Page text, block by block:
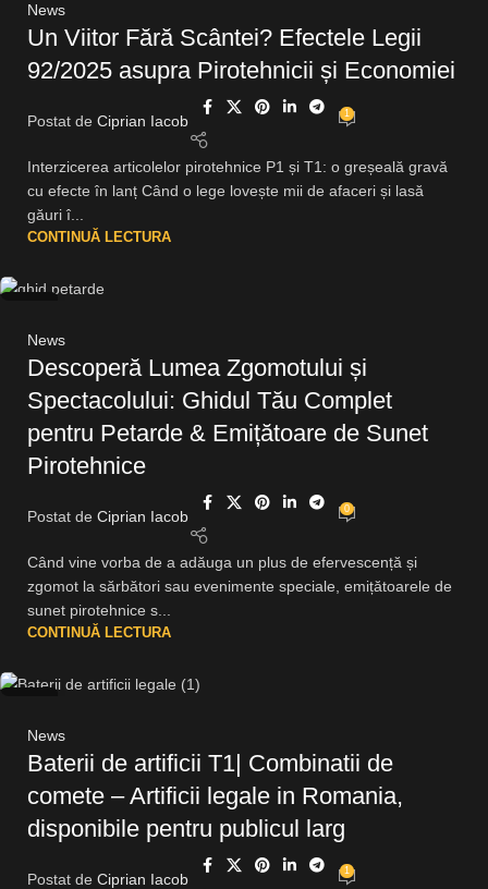
News
Un Viitor Fără Scântei? Efectele Legii
92/2025 asupra Pirotehnicii și Economiei
Postat de Ciprian Iacob 1
Interzicerea articolelor pirotehnice P1 și T1: o greșeală gravă
cu efecte în lanț Când o lege lovește mii de afaceri și lasă
găuri î...
CONTINUĂ LECTURA
News
Descoperă Lumea Zgomotului și
Spectacolului: Ghidul Tău Complet
pentru Petarde & Emițătoare de Sunet
Pirotehnice
Postat de Ciprian Iacob 0
Când vine vorba de a adăuga un plus de efervescență și
zgomot la sărbători sau evenimente speciale, emițătoarele de
sunet pirotehnice s...
CONTINUĂ LECTURA
News
Baterii de artificii T1| Combinatii de
comete – Artificii legale in Romania,
disponibile pentru publicul larg
Postat de Ciprian Iacob 1